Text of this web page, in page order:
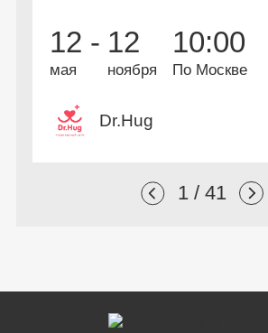
профессиональной
переподготовки
12 -
мая
12
ноября
10:00
По Москве
Dr.Hug
1 / 41